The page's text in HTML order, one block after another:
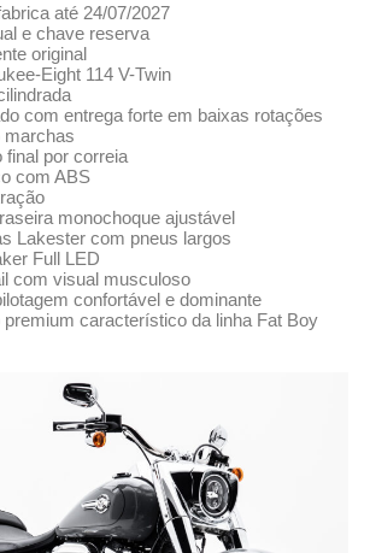
até 24/07/2027
e chave reserva
original
Eight 114 V-Twin
com entrega forte em baixas rotações
marchas
final por correia
com ABS
monochoque ajustável
Lakester com pneus largos
Full LED
com visual musculoso
confortável e dominante
característico da linha Fat Boy